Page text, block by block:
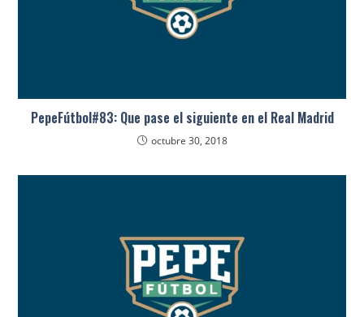
PepeFútbol#83: Que pase el siguiente en el Real Madrid
octubre 30, 2018